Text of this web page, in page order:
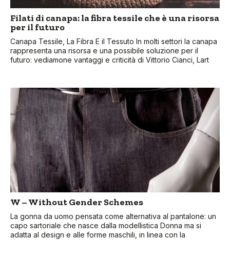
Filati di canapa: la fibra tessile che è una risorsa
per il futuro
Canapa Tessile, La Fibra E il Tessuto In molti settori la canapa
rappresenta una risorsa e una possibile soluzione per il
futuro: vediamone vantaggi e criticità di Vittorio Cianci, Lart
W – Without Gender Schemes
La gonna da uomo pensata come alternativa al pantalone: un
capo sartoriale che nasce dalla modellistica Donna ma si
adatta al design e alle forme maschili, in linea con la